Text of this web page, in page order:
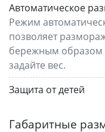
Автоматическое
Режим
позволяет
бережным образом
задайте вес.
Защита от детей
Габаритные